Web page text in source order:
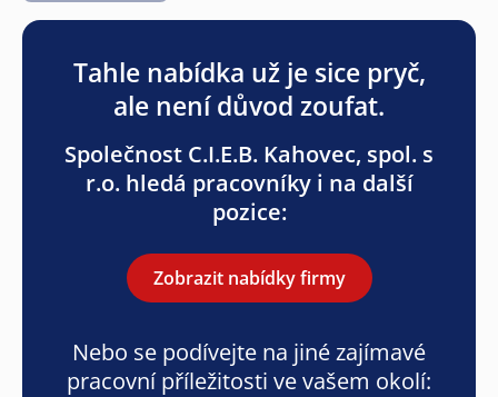
Tahle nabídka už je sice pryč,
ale není důvod zoufat.
Společnost C.I.E.B. Kahovec, spol. s
r.o. hledá pracovníky i na další
pozice:
Zobrazit nabídky firmy
Nebo se podívejte na jiné zajímavé
pracovní příležitosti ve vašem okolí: